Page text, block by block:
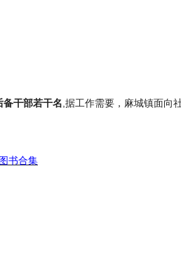
干部若干名,据工作需要，麻城镇面向
书合集